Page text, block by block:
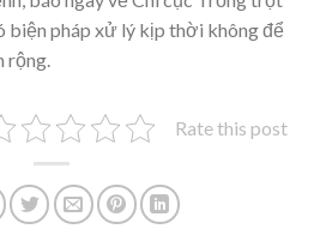
biện pháp xử lý kịp thời không để
rộng.
Rate this post